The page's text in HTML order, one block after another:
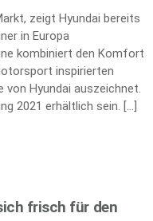
zeigt Hyundai bereits
in Europa
kombiniert den Komfort
inspirierten
von Hyundai auszeichnet.
2021 erhältlich sein. […]
frisch für den